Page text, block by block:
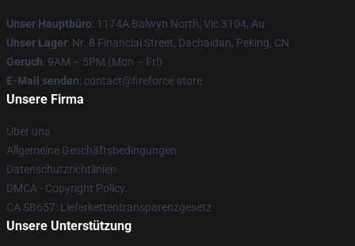
Unser Hauptbüro: 1174A Balwyn North, Vic 3104, Au
Unser Lager: Nr. 8 Financial Street, Dachaidan, Peking, CN
Geruch: 9AM – 5PM (Mon – Fri)
E-Mail senden: contact@fireforce.store
Unsere Firma
Über uns
Allgemeine Geschäftsbedingungen
Datenschutzrichtlinien
DMCA - Copyright Policy
CA SB657: Lieferkettentransparenzgesetz
Unsere Unterstützung